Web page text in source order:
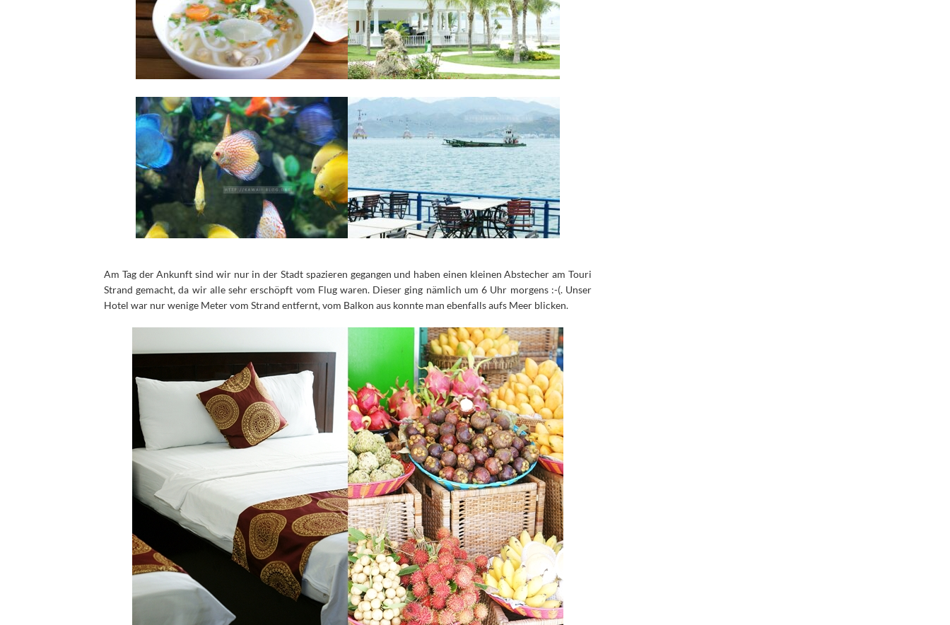
Am Tag der Ankunft sind wir nur in der Stadt spazieren gegangen und haben einen kleinen Abstecher am Touri
Strand gemacht, da wir alle sehr erschöpft vom Flug waren. Dieser ging nämlich um 6 Uhr morgens :-(. Unser
Hotel war nur wenige Meter vom Strand entfernt, vom Balkon aus konnte man ebenfalls aufs Meer blicken.